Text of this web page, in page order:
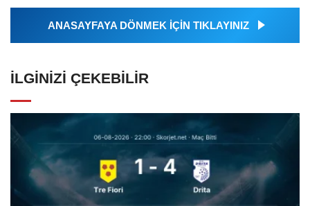
ANASAYFAYA DÖNMEK İÇİN TIKLAYINIZ
İLGINIZI ÇEKEBILIR